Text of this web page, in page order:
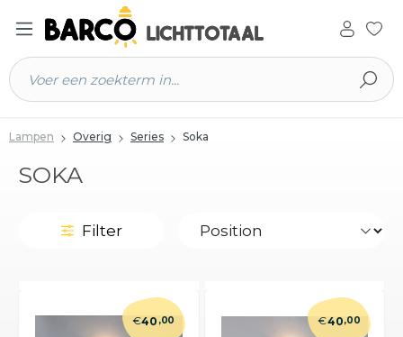
hoofdinhoud
Lampen Overig Series Soka
SOKA
Filter
€40 ,00 €40,00